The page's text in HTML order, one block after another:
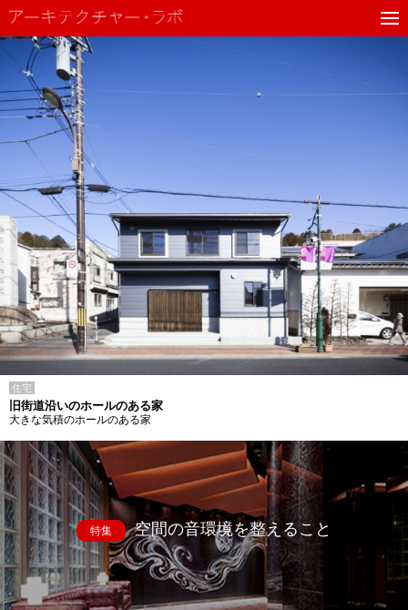
住宅
旧街道沿いのホールのある家
大きな気積のホールのある家
特集 空間の音環境を整えること